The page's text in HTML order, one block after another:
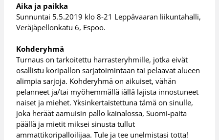
Aika ja paikka
Sunnuntai 5.5.2019 klo 8-21 Leppävaaran liikuntahalli,
Veräjäpellonkatu 6, Espoo.
Kohderyhmä
Turnaus on tarkoitettu harrasteryhmille, jotka eivät
osallistu koripallon sarjatoimintaan tai pelaavat alueen
alimpia sarjoja. Kohderyhmä on aikuiset, vähän
pelanneet ja/tai myöhemmällä iällä lajista innostuneet
naiset ja miehet. Yksinkertaistettuna tämä on sinulle,
joka heräät aamuisin pallo kainalossa, Suomi-paita
päällä ja mietit miksei sinusta tullut
ammattikoripalloilijaa. Tule ja tee unelmistasi totta!